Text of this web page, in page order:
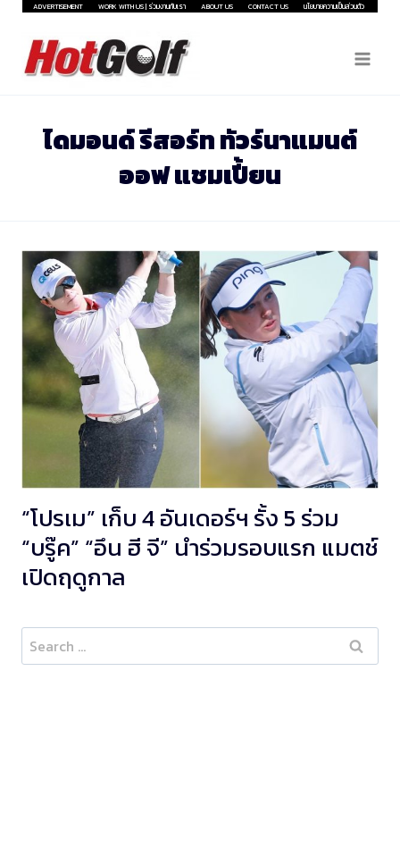
Skip
content
ADVERTISEMENT WORK WITH US | ร่วมงานกับเรา ABOUT US CONTACT US นโยบายความเป็นส่วนตัว
ไดมอนด์ รีสอร์ท ทัวร์นาแมนต์
ออฟ แชมเปี้ยน
“โปรเม” เก็บ 4 อันเดอร์ฯ รั้ง 5 ร่วม
“บรู๊ค” “อึน ฮี จี” นำร่วมรอบแรก แมตช์
เปิดฤดูกาล
Search
for: